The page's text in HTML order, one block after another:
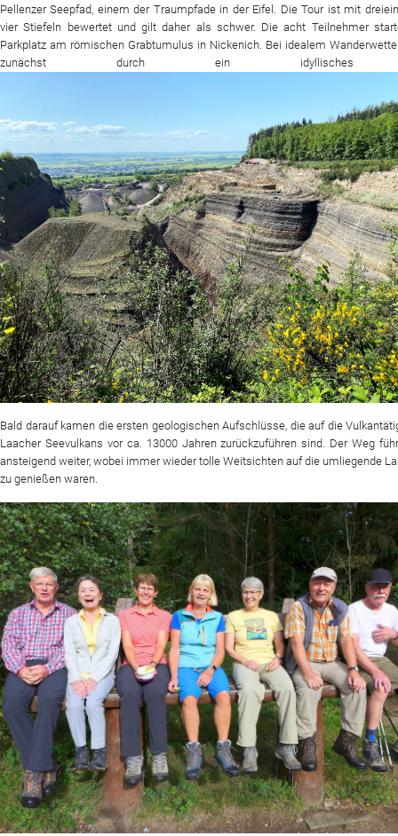
Website
News
Pellenzer Seepfad, einem der Traumpfade in der Eifel. Die Tour ist mit
vier Stiefeln bewertet und gilt daher als schwer. Die acht Teilnehmer
Parkplatz am römischen Grabtumulus in Nickenich. Bei idealem
zunächst durch ein idyllisches
Bald darauf kamen die ersten geologischen Aufschlüsse, die auf die
Laacher Seevulkans vor ca. 13000 Jahren zurückzuführen sind. Der Weg
ansteigend weiter, wobei immer wieder tolle Weitsichten auf die umliegende
zu genießen waren.